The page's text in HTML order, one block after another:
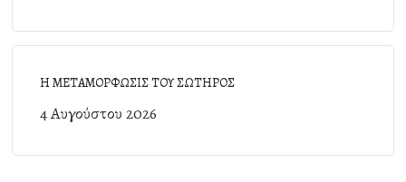
Η ΜΕΤΑΜΟΡΦΩΣΙΣ ΤΟΥ ΣΩΤΗΡΟΣ
4 Αυγούστου 2026